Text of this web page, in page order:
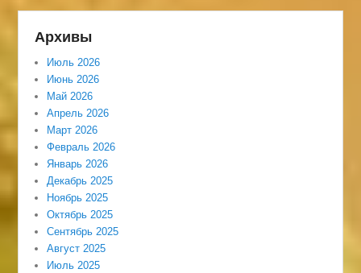
Архивы
Июль 2026
Июнь 2026
Май 2026
Апрель 2026
Март 2026
Февраль 2026
Январь 2026
Декабрь 2025
Ноябрь 2025
Октябрь 2025
Сентябрь 2025
Август 2025
Июль 2025